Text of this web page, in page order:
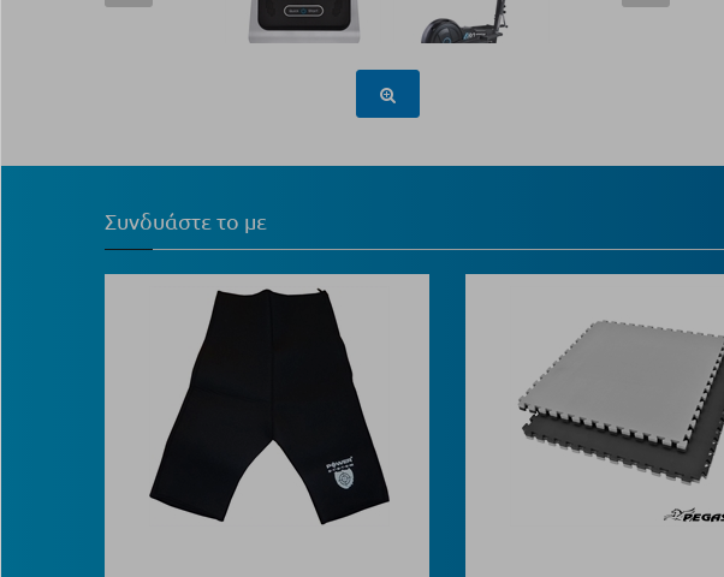
Συνδυάστε το με